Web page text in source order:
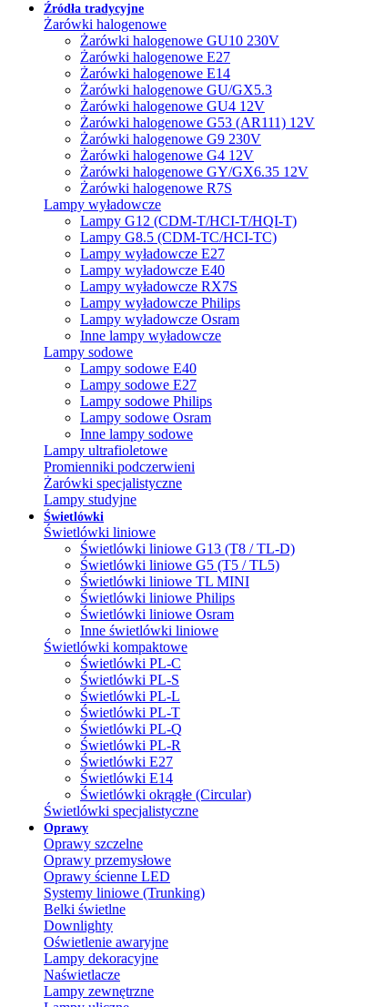
Źródła tradycyjne
Żarówki halogenowe
Żarówki halogenowe GU10 230V
Żarówki halogenowe E27
Żarówki halogenowe E14
Żarówki halogenowe GU/GX5.3
Żarówki halogenowe GU4 12V
Żarówki halogenowe G53 (AR111) 12V
Żarówki halogenowe G9 230V
Żarówki halogenowe G4 12V
Żarówki halogenowe GY/GX6.35 12V
Żarówki halogenowe R7S
Lampy wyładowcze
Lampy G12 (CDM-T/HCI-T/HQI-T)
Lampy G8.5 (CDM-TC/HCI-TC)
Lampy wyładowcze E27
Lampy wyładowcze E40
Lampy wyładowcze RX7S
Lampy wyładowcze Philips
Lampy wyładowcze Osram
Inne lampy wyładowcze
Lampy sodowe
Lampy sodowe E40
Lampy sodowe E27
Lampy sodowe Philips
Lampy sodowe Osram
Inne lampy sodowe
Lampy ultrafioletowe
Promienniki podczerwieni
Żarówki specjalistyczne
Lampy studyjne
Świetlówki
Świetlówki liniowe
Świetlówki liniowe G13 (T8 / TL-D)
Świetlówki liniowe G5 (T5 / TL5)
Świetlówki liniowe TL MINI
Świetlówki liniowe Philips
Świetlówki liniowe Osram
Inne świetlówki liniowe
Świetlówki kompaktowe
Świetlówki PL-C
Świetlówki PL-S
Świetlówki PL-L
Świetlówki PL-T
Świetlówki PL-Q
Świetlówki PL-R
Świetlówki E27
Świetlówki E14
Świetlówki okrągłe (Circular)
Świetlówki specjalistyczne
Oprawy
Oprawy szczelne
Oprawy przemysłowe
Oprawy ścienne LED
Systemy liniowe (Trunking)
Belki świetlne
Downlighty
Oświetlenie awaryjne
Lampy dekoracyjne
Naświetlacze
Lampy zewnętrzne